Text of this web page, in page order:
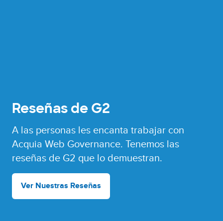
Reseñas de G2
A las personas les encanta trabajar con
Acquia Web Governance. Tenemos las
reseñas de G2 que lo demuestran.
Ver Nuestras Reseñas